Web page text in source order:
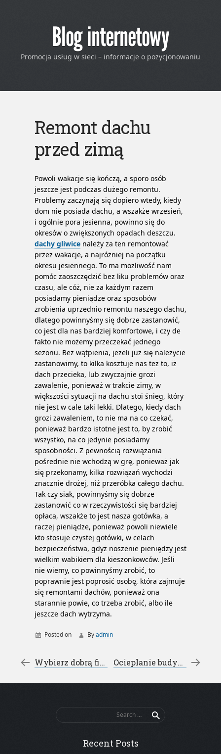
Blog internetowy
Promocja usług w sieci – informacje o pozycjonowaniu
Remont dachu
przed zimą
Powoli wakacje się kończą, a sporo osób
jeszcze jest podczas dużego remontu.
Problemy zaczynają się dopiero wtedy, kiedy
dom nie posiada dachu, a wszakże wrzesień,
i ogólnie pora jesienna, powinno się do
okresów o zwiększonych opadach deszczu.
dachy gliwice należy za ten remontować
przez wakacje, a najróżniej na początku
okresu jesiennego. To ma możliwość nam
pomóc zaoszczędzić bez liku problemów oraz
czasu, ale cóż, nie za każdym razem
posiadamy pieniądze oraz sposobów
zrobienia uprzednio remontu naszego dachu,
dlatego powinnyśmy się dobrze zastanowić,
co jest dla nas bardziej komfortowe, i czy de
fakto nie możemy przeczekać jednego
sezonu. Bez wątpienia, jeżeli już się należycie
zastanowimy, to kilka kosztuje nas też to, iż
dach przecieka, lub zwyczajnie grozi
zawalenie, ponieważ w trakcie zimy, w
większości sytuacji na dachu stoi śnieg, który
nie jest w cale taki lekki. Dlatego, kiedy dach
grozi zawaleniem, to nie ma na co czekać,
ponieważ bardzo istotne jest to, by zrobić
wszystko, na co jedynie posiadamy
sposobności. Z pewnością rozwiązania
pośrednie nie wchodzą w grę, ponieważ jak
się przekonamy, kilka rozwiązań wychodzi
znacznie drożej, niż przeróbka całego dachu.
Tak czy siak, powinnyśmy się dobrze
zastanowić co w rzeczywistości się bardziej
opłaca, wszakże to jest nasza gotówka, a
raczej pieniądze, ponieważ powoli niewiele
kto stosuje czystej gotówki, w celach
bezpieczeństwa, gdyż noszenie pieniędzy jest
wielkim wabikiem dla kieszonkowców. Jeśli
nie wiemy, co powinnyśmy zrobić, to
poprawnie jest poprosić osobę, która zajmuje
się remontami dachów, ponieważ ona
starannie powie, co trzeba zrobić, albo ile
jeszcze dach wytrzyma.
Posted on Byadmin
Post navigation
←
Wybierz dobrą firmę do prowadzenia księgowości Twojego biznesu Ocieplanie budynków znacząco wpływa na ogrzewanie
Search
for:
Recent Posts